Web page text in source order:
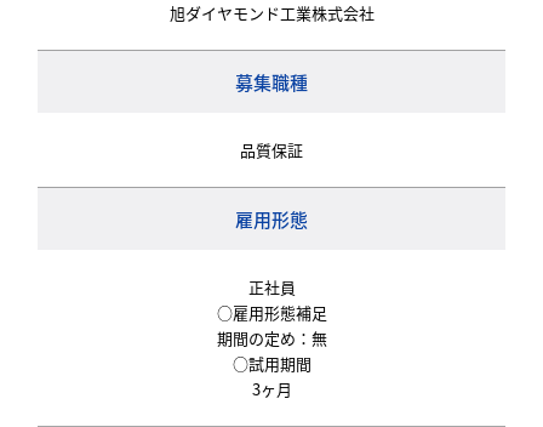
旭ダイヤモンド工業株式会社
募集職種
品質保証
雇用形態
正社員
○雇用形態補足
期間の定め：無
○試用期間
3ヶ月